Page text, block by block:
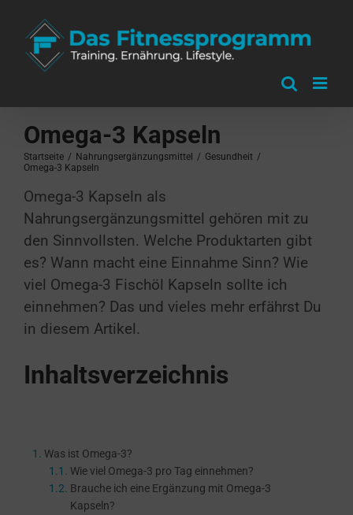
springen
Omega-3 Kapseln
Startseite / Nahrungsergänzungsmittel / Gesundheit /
Omega-3 Kapseln
Omega-3 Kapseln als
Nahrungsergänzungsmittel gehören mit zu
den Sinnvollsten. Welche Produktarten gibt
es? Wann macht eine Einnahme Sinn? Wie
viel Omega-3 Fischöl Kapseln sollte ich
einnehmen? Das und vieles mehr erfährst Du
in diesem Artikel.
Inhaltsverzeichnis
Was ist Omega-3?
Wie viel Omega-3 pro Tag einnehmen?
Brauche ich eine Ergänzung mit Omega-3
Kapseln?